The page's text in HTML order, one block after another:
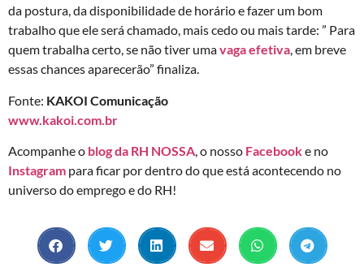
da postura, da disponibilidade de horário e fazer um bom
trabalho que ele será chamado, mais cedo ou mais tarde: ” Para
quem trabalha certo, se não tiver umavaga efetiva, em breve
essas chances aparecerão” finaliza.
Fonte: KAKOI Comunicação
www.kakoi.com.br
Acompanhe o blog da RH NOSSA, o nosso Facebooke no
Instagram para ficar por dentro do que está acontecendo no
universo do emprego e do RH!